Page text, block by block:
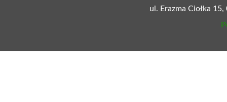
ul. Erazma Ciołka